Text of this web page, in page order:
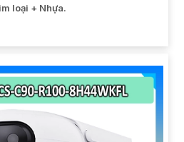
loại + Nhựa.